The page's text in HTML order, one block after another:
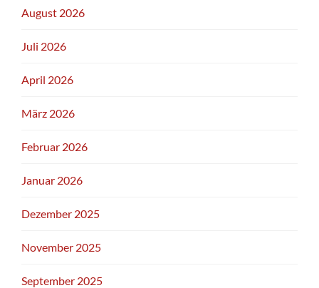
August 2026
Juli 2026
April 2026
März 2026
Februar 2026
Januar 2026
Dezember 2025
November 2025
September 2025